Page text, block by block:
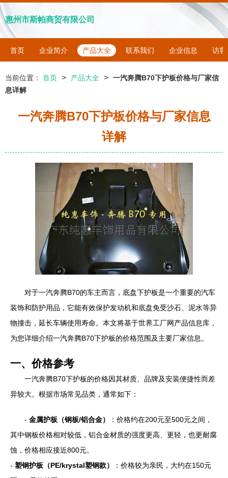
惠州市斯帕商贸有限公司
首页 企业简介 产品大全 联系我们 企业信息 访客
当前位置： 首页 > 产品大全 > 一汽奔腾B70下护板价格与厂家信
息详解
一汽奔腾B70下护板价格与厂家信息
详解
对于一汽奔腾B70的车主而言，底盘下护板是一个重要的汽车
装饰和防护用品，它能有效保护发动机和底盘免受沙石、泥水等异
物撞击，延长车辆使用寿命。本文将基于世界工厂网产品信息库，
为您详细介绍一汽奔腾B70下护板的价格范围及主要厂家信息。
一、价格参考
一汽奔腾B70下护板的价格因其材质、品牌及安装便捷性而差
异较大。根据市场常见品类，通常如下：
- 金属护板（钢板/铝合金）
：价格约在200元至500元之间，
其中钢板价格相对较低，铝合金材质的强度更高、更轻，也更耐腐
蚀，价格相应接近800元。
- 塑钢护板（PE/krystal塑钢款）
：价格较为亲民，大约在150元